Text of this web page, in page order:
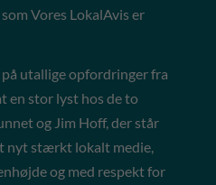
Vores LokalAvis er
utallige opfordringer fra
en stor lyst hos de to
og Jim Hoff, der står
nyt stærkt lokalt medie,
og med respekt for